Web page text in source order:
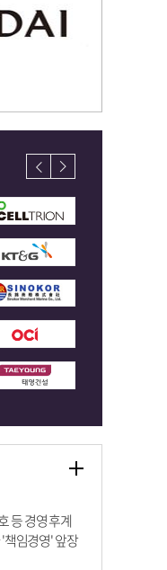
등 경영 후계
책임경영' 앞장